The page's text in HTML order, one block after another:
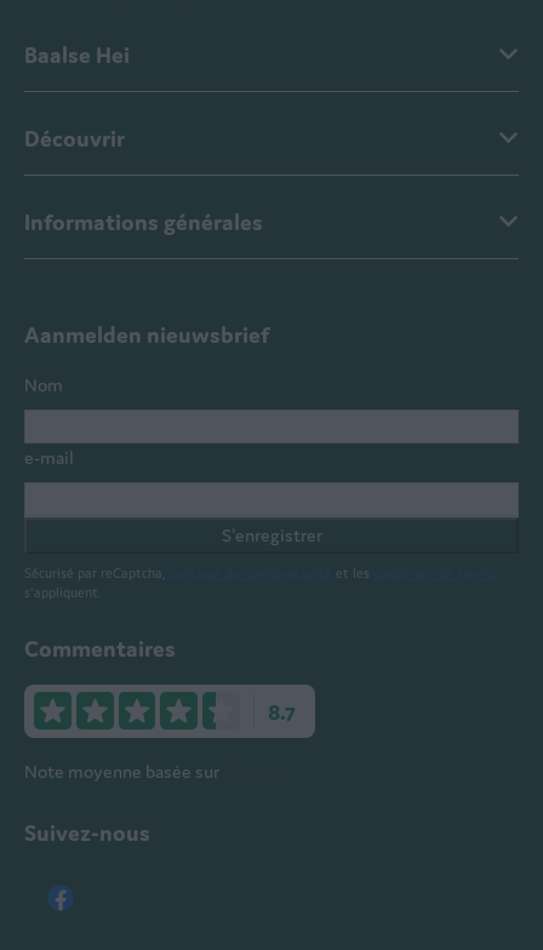
Baalse Hei
Découvrir
Informations générales
Aanmelden nieuwsbrief
Nom
e-mail
S'enregistrer
Sécurisé par reCaptcha, politique de confidentialité et les conditions de service
s'appliquent.
Commentaires
8.7
Note moyenne basée sur
Suivez-nous